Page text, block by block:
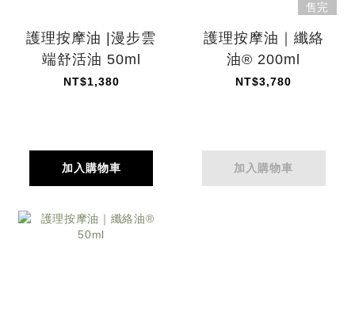
護理按摩油 |漫步雲
端舒活油 50ml
NT$1,380
加入購物車
售完
護理按摩油｜纖絡
油® 200ml
NT$3,780
加入購物車